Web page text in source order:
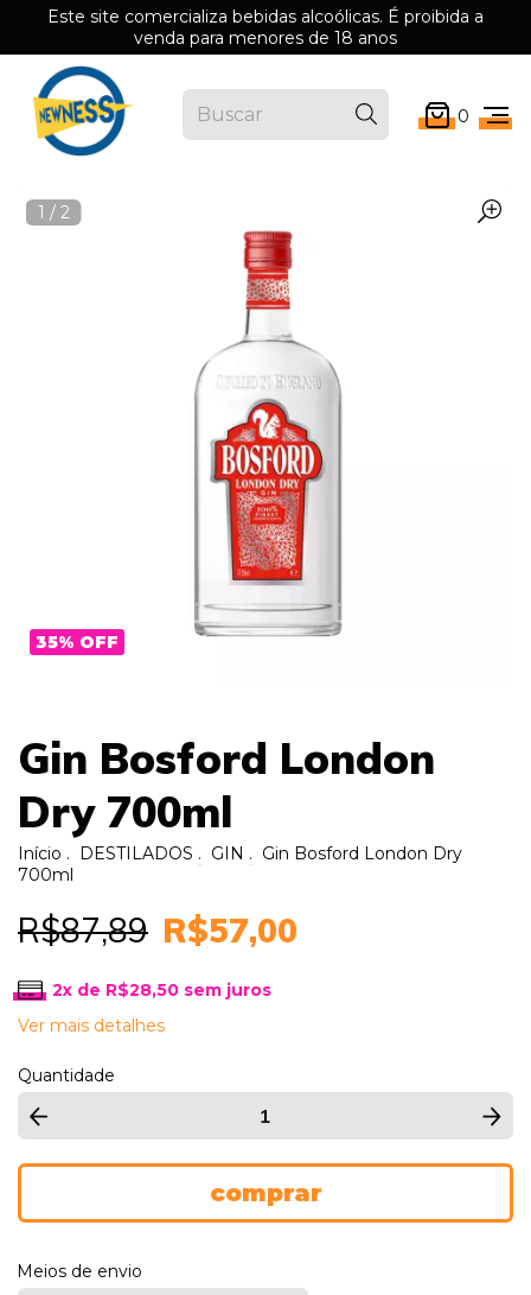
Este site comercializa bebidas alcoólicas. É proibida a
venda para menores de 18 anos
0
Gin Bosford London
Dry 700ml
Início . DESTILADOS . GIN . Gin Bosford London Dry
700ml
R$87,89 R$57,00
2x de R$28,50sem juros
Ver mais detalhes
Quantidade
Meios de envio
35% OFF
1 / 2